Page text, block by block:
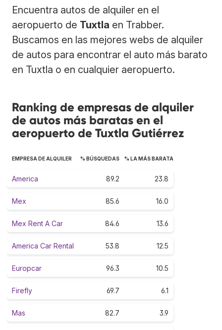
Encuentra autos de alquiler en el
aeropuerto de Tuxtla en Trabber.
Buscamos en las mejores webs de alquiler
de autos para encontrar el auto más barato
en Tuxtla o en cualquier aeropuerto.
Ranking de empresas de alquiler
de autos más baratas en el
aeropuerto de Tuxtla Gutiérrez
EMPRESA DE ALQUILER % BÚSQUEDAS % LA MÁS BARATA
America 89.2 23.8
Mex 85.6 16.0
Mex Rent A Car 84.6 13.6
America Car Rental 53.8 12.5
Europcar 96.3 10.5
Firefly 69.7 6.1
Mas 82.7 3.9